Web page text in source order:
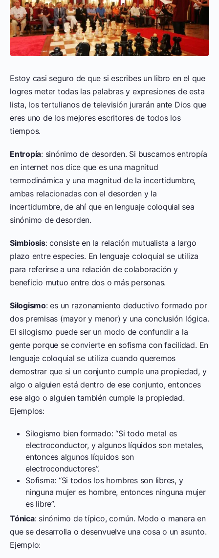
Estoy casi seguro de que si escribes un libro en el que
logres meter todas las palabras y expresiones de esta
lista, los tertulianos de televisión jurarán ante Dios que
eres uno de los mejores escritores de todos los
tiempos.
Entropía: sinónimo de desorden. Si buscamos entropía
en internet nos dice que es una magnitud
termodinámica y una magnitud de la incertidumbre,
ambas relacionadas con el desorden y la
incertidumbre, de ahí que en lenguaje coloquial sea
sinónimo de desorden.
Simbiosis: consiste en la relación mutualista a largo
plazo entre especies. En lenguaje coloquial se utiliza
para referirse a una relación de colaboración y
beneficio mutuo entre dos o más personas.
Silogismo: es un razonamiento deductivo formado por
dos premisas (mayor y menor) y una conclusión lógica.
El silogismo puede ser un modo de confundir a la
gente porque se convierte en sofisma con facilidad. En
lenguaje coloquial se utiliza cuando queremos
demostrar que si un conjunto cumple una propiedad, y
algo o alguien está dentro de ese conjunto, entonces
ese algo o alguien también cumple la propiedad.
Ejemplos:
Silogismo bien formado: “Si todo metal es
electroconductor, y algunos líquidos son metales,
entonces algunos líquidos son
electroconductores”.
Sofisma: “Si todos los hombres son libres, y
ninguna mujer es hombre, entonces ninguna mujer
es libre”.
Tónica: sinónimo de típico, común. Modo o manera en
que se desarrolla o desenvuelve una cosa o un asunto.
Ejemplo: